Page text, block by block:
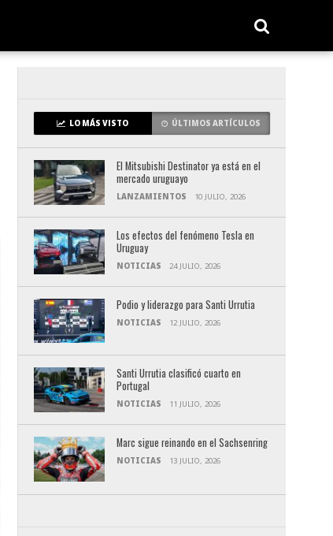
LO MÁS VISTO ÚLTIMOS ARTÍCULOS
El Mitsubishi Destinator ya está en el
mercado uruguayo
LANZAMIENTOS 10 JULIO, 2026
Los efectos del fenómeno Tesla en
Uruguay
NOTICIAS 24 JULIO, 2026
Podio y liderazgo para Santi Urrutia
NOTICIAS 12 JULIO, 2026
Santi Urrutia clasificó cuarto en
Portugal
NOTICIAS 11 JULIO, 2026
Marc sigue reinando en el Sachsenring
NOTICIAS 13 JULIO, 2026